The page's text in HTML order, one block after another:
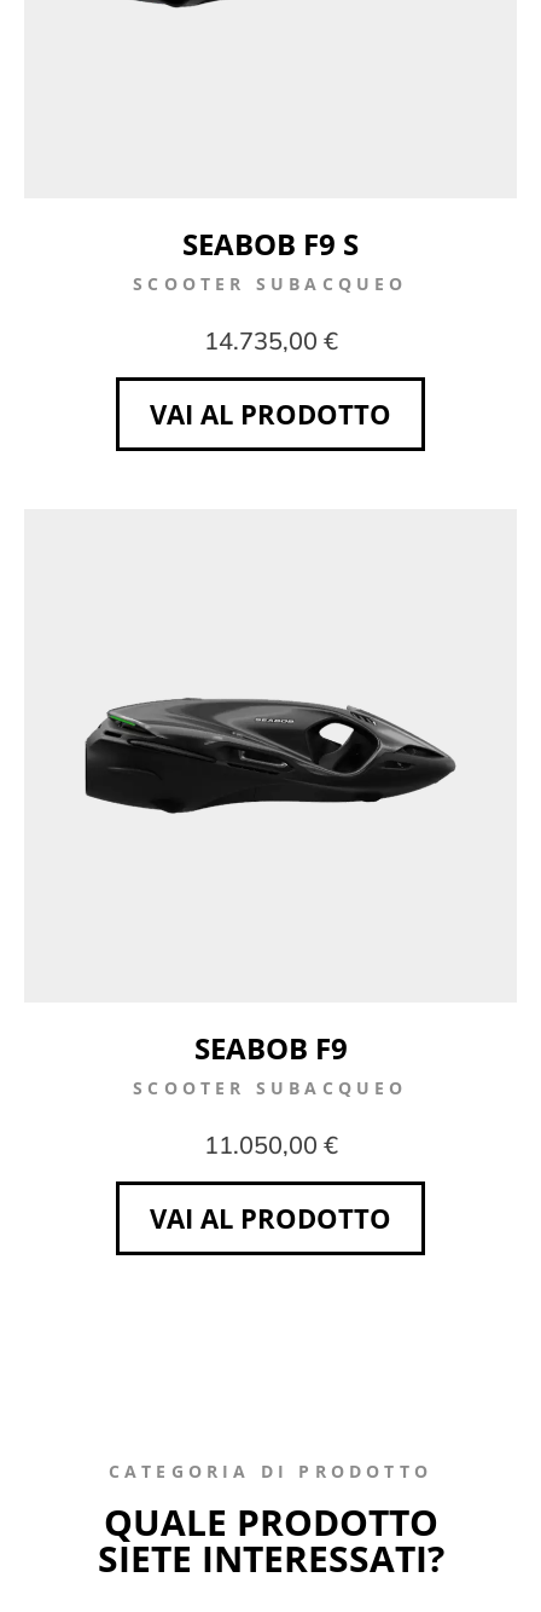
SEABOB F9 S
SCOOTER SUBACQUEO
14.735,00 €
VAI AL PRODOTTO
SEABOB F9
SCOOTER SUBACQUEO
11.050,00 €
VAI AL PRODOTTO
CATEGORIA DI PRODOTTO
QUALE PRODOTTO
SIETE INTERESSATI?